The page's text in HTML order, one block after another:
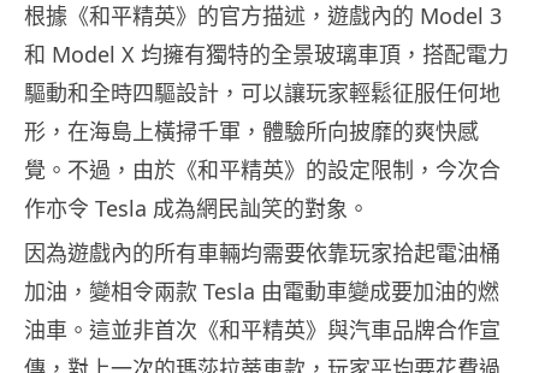
根據《和平精英》的官方描述，遊戲內的 Model 3
和 Model X 均擁有獨特的全景玻璃車頂，搭配電力
驅動和全時四驅設計，可以讓玩家輕鬆征服任何地
形，在海島上橫掃千軍，體驗所向披靡的爽快感
覺。不過，由於《和平精英》的設定限制，今次合
作亦令 Tesla 成為網民訕笑的對象。
因為遊戲內的所有車輛均需要依靠玩家拾起電油桶
加油，變相令兩款 Tesla 由電動車變成要加油的燃
油車。這並非首次《和平精英》與汽車品牌合作宣